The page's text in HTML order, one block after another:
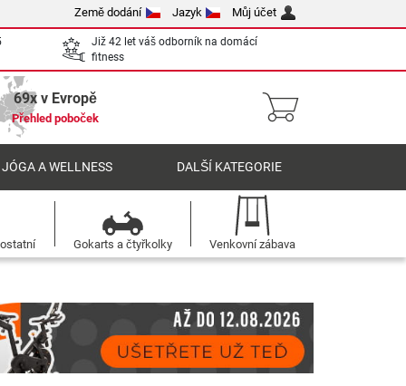
Země dodání Jazyk Můj účet
Již 42 let váš odborník na domácí
fitness
69x v Evropě
Přehled poboček
A WELLNESS DALŠÍ KATEGORIE
Gokarts a čtyřkolky Venkovní zábava